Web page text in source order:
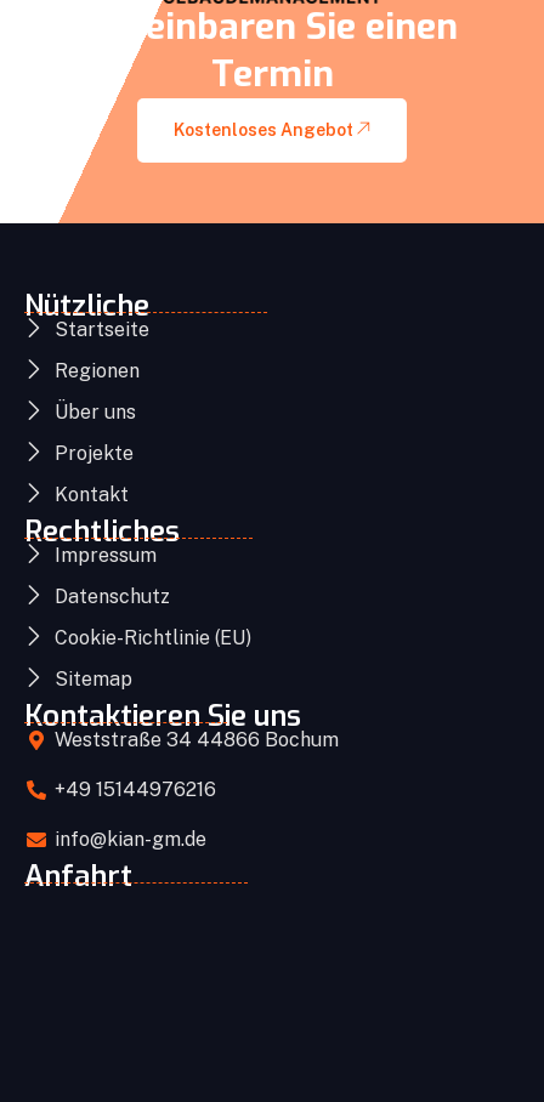
Vereinbaren Sie einen
Termin
Kostenloses Angebot
Nützliche
Startseite
Regionen
Über uns
Projekte
Kontakt
Rechtliches
Impressum
Datenschutz
Cookie-Richtlinie (EU)
Sitemap
Kontaktieren Sie uns
Weststraße 34 44866 Bochum
+49 15144976216
info@kian-gm.de
Anfahrt